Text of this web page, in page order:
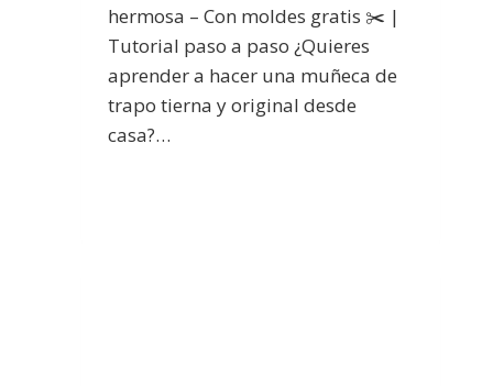
hermosa – Con moldes gratis ✂️ |
Tutorial paso a paso ¿Quieres
aprender a hacer una muñeca de
trapo tierna y original desde
casa?…